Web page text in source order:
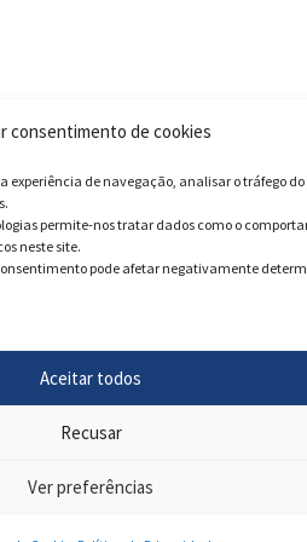
consentimento de cookies
experiência de navegação, analisar o tráfego do
permite-nos tratar dados como o
neste site.
pode afetar negativamente
Aceitar todos
Recusar
Ver preferências